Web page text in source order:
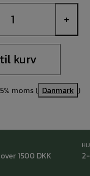
+
kurv
moms ( Danmark )
1500 DKK